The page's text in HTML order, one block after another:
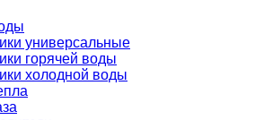
универсальные
горячей воды
холодной воды